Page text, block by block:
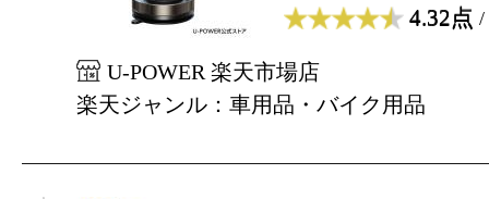
4.32点 /
U-POWER 楽天市場店
楽天ジャンル：車用品・バイク用品